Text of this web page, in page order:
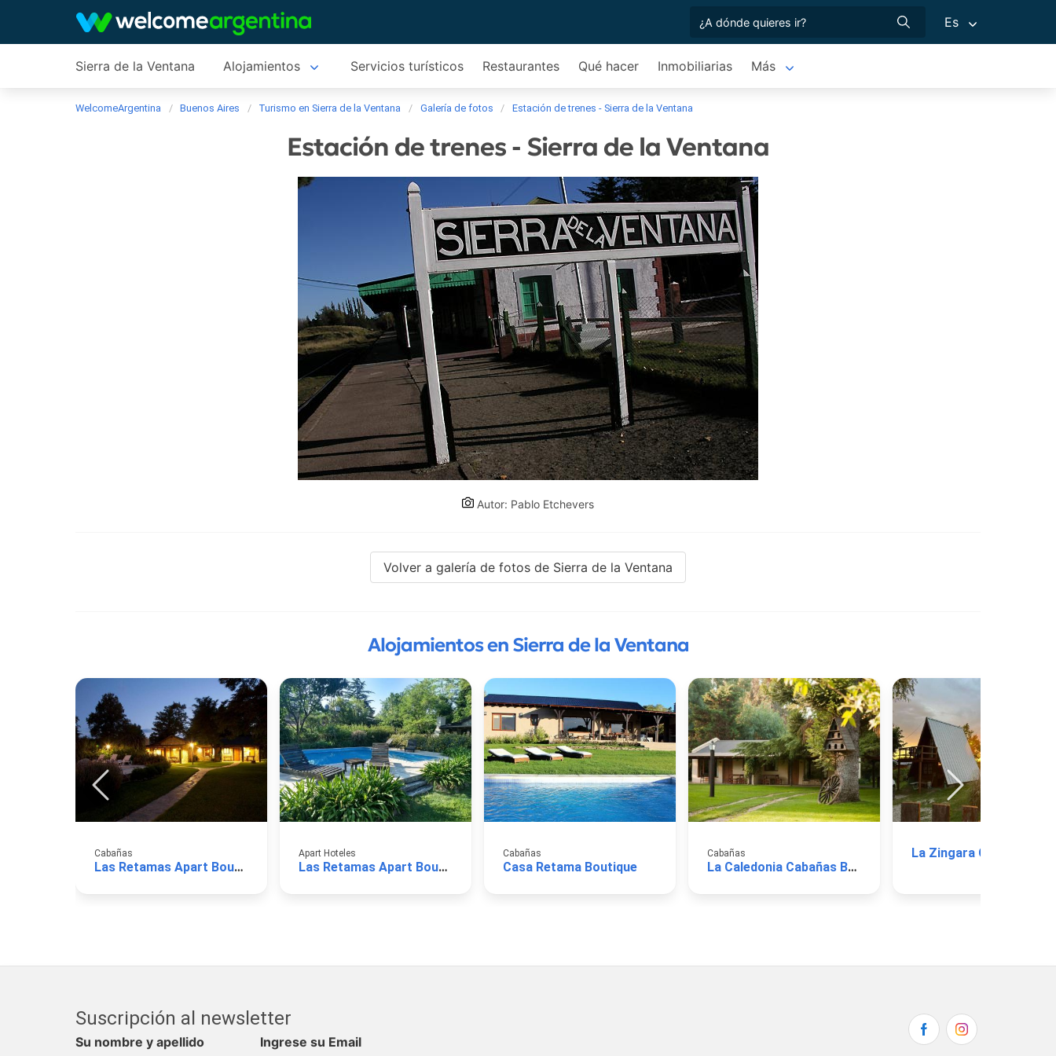
Es
Sierra de la Ventana Alojamientos Servicios turísticos Restaurantes Qué hacer Inmobiliarias Más
WelcomeArgentina Buenos Aires Turismo en Sierra de la Ventana Galería de fotos Estación de trenes - Sierra de la Ventana
Estación de trenes - Sierra de la Ventana
Autor: Pablo Etchevers
Volver a galería de fotos de Sierra de la Ventana
Alojamientos en Sierra de la Ventana
Cabañas
Las Retamas Apart Boutique
Apart Hoteles
Las Retamas Apart Boutique
Cabañas
Casa Retama Boutique
Cabañas
La Caledonia Cabañas Boutique
La Zingara Cabañas
Suscripción al newsletter
Su nombre y apellido Ingrese su Email